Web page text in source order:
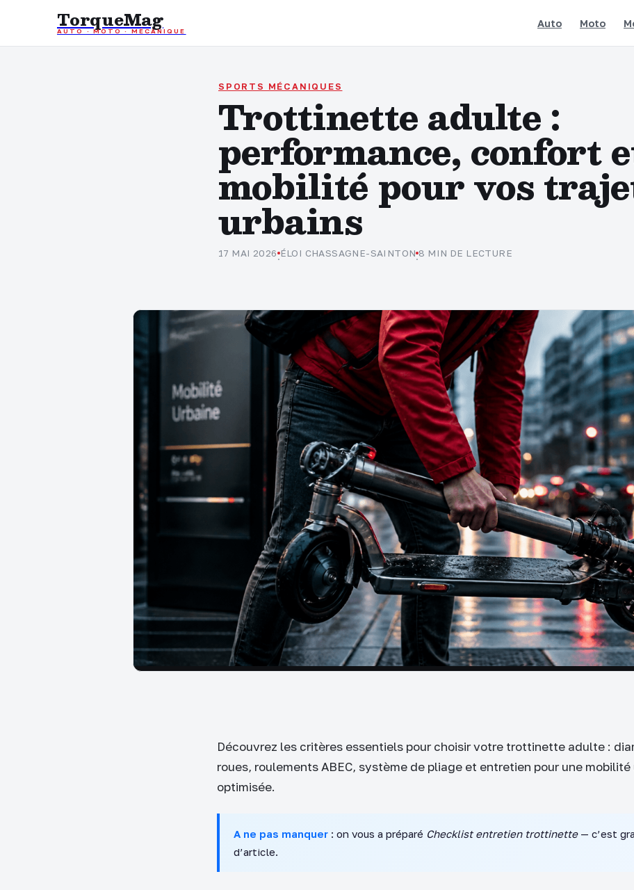
TorqueMag
AUTO · MOTO · MÉCANIQUE
Auto Moto
SPORTS MÉCANIQUES
Trottinette adulte :
performance, confort
mobilité pour vos
urbains
17 MAI 2026
·
ÉLOI CHASSAGNE-SAINTON
·
8 MIN DE LECTURE
Découvrez les critères essentiels pour choisir votre trottinette adulte :
roues, roulements ABEC, système de pliage et entretien pour une mobilité
optimisée.
A ne pas manquer : on vous a préparé Checklist entretien trottinette— c’est
d’article.